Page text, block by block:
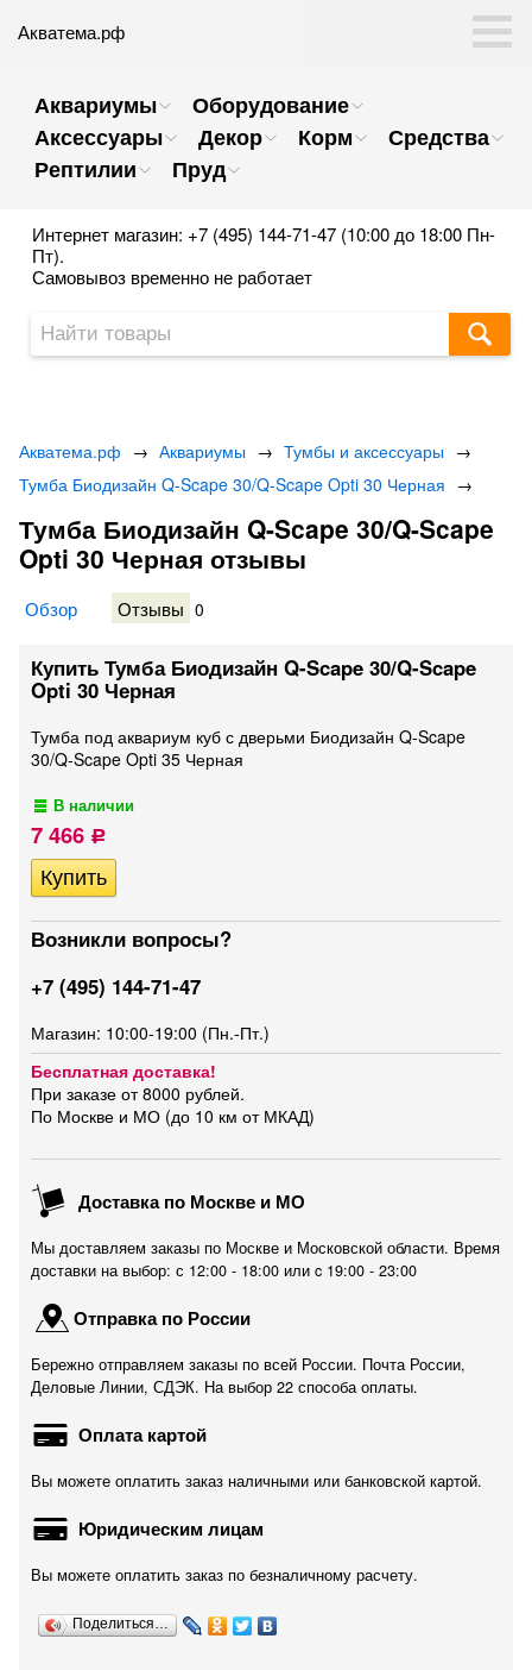
Акватема.рф
Аквариумы
Оборудование
Аксессуары
Декор Корм
Средства
Рептилии
Пруд
Интернет магазин: +7 (495) 144-71-47 (10:00 до 18:00 Пн-
Пт).
Самовывоз временно не работает
Акватема.рф → Аквариумы → Тумбы и аксессуары →
Тумба Биодизайн Q-Scape 30/Q-Scape Opti 30 Черная →
Тумба Биодизайн Q-Scape 30/Q-Scape
Opti 30 Черная отзывы
Обзор Отзывы 0
Купить Тумба Биодизайн Q-Scape 30/Q-Scape
Opti 30 Черная
Тумба под аквариум куб с дверьми Биодизайн Q-Scape
30/Q-Scape Opti 35 Черная
В наличии
7 466 Р
Возникли вопросы?
+7 (495) 144-71-47
Магазин: 10:00-19:00 (Пн.-Пт.)
Бесплатная доставка!
При заказе от 8000 рублей.
По Москве и МО (до 10 км от МКАД)
Доставка по Москве и МО
Мы доставляем заказы по Москве и Московской области. Время
доставки на выбор: с 12:00 - 18:00 или c 19:00 - 23:00
Отправка по России
Бережно отправляем заказы по всей России. Почта России,
Деловые Линии, СДЭК. На выбор 22 способа оплаты.
Оплата картой
Вы можете оплатить заказ наличными или банковской картой.
Юридическим лицам
Вы можете оплатить заказ по безналичному расчету.
Поделиться…